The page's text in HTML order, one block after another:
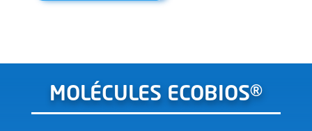
MOLÉCULES ECOBIOS®